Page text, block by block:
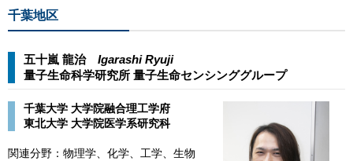
千葉地区
五十嵐 龍治 Igarashi Ryuji
量子生命科学研究所 量子生命センシンググループ​
千葉大学 大学院融合理工学府​
​東北大学 大学院医学系研究科
​関連分野：物理学、化学、工学、生物